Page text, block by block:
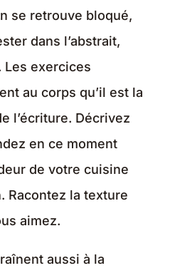
se retrouve bloqué,
dans l’abstrait,
Les exercices
au corps qu’il est la
l’écriture. Décrivez
en ce moment
de votre cuisine
Racontez la texture
aimez.
aussi à la